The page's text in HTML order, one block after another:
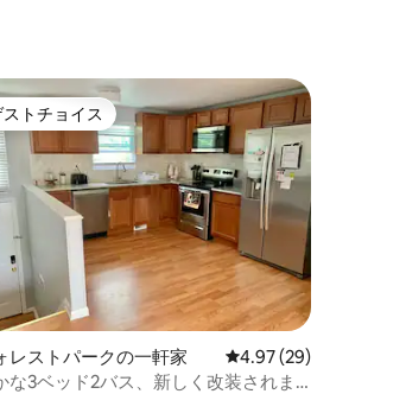
つ星中4.99つ星の平均評価
ストチョイス
トチョイス
レストパークの一軒家 レビュー29件、5つ星
4.97 (29)
な3ベッド2バス、新しく改装されま